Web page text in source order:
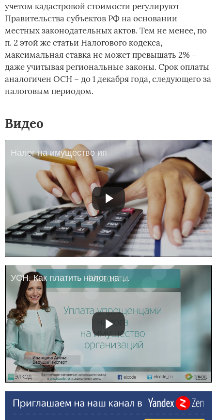
учетом кадастровой стоимости регулируют
Правительства субъектов РФ на основании
местных законодательных актов. Тем не менее, по
п. 2 этой же статьи Налогового кодекса,
максимальная ставка не может превышать 2% –
даже учитывая региональные законы. Срок оплаты
аналогичен ОСН – до 1 декабря года, следующего за
налоговым периодом.
Видео
Налог на имущество ип
УСН. Как платить налог на имущество